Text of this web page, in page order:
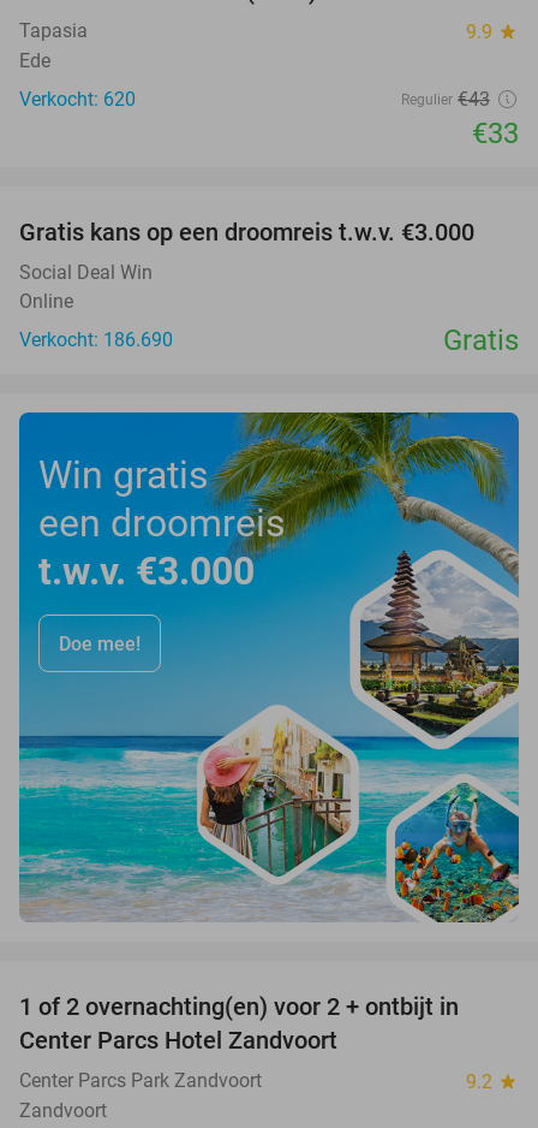
Tapasia 9.9 star
Ede
Verkocht: 620
Regulier €43
€33
Gratis kans op een droomreis t.w.v. €3.000
Social Deal Win
Online
Verkocht: 186.690
Gratis
Win gratis
een droomreis
t.w.v. €3.000
Doe mee!
1 of 2 overnachting(en) voor 2 + ontbijt in
Center Parcs Hotel Zandvoort
Center Parcs Park Zandvoort 9.2 star
Zandvoort